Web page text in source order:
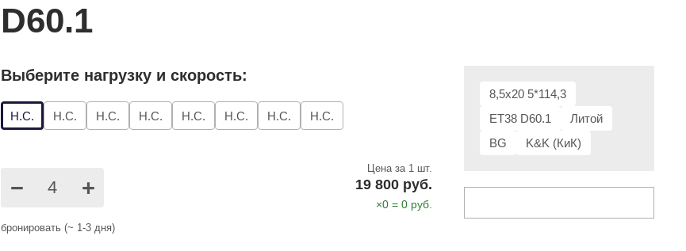
D60.1
8,5x20 5*114,3
ET38 D60.1
Литой
BG
K&K (КиК)
Выберите нагрузку и скорость:
Н.С. Н.С. Н.С. Н.С. Н.С. Н.С. Н.С. Н.С.
− +
Цена за 1 шт.
19 800 руб.
×0 = 0 руб.
бронировать (~ 1-3 дня)